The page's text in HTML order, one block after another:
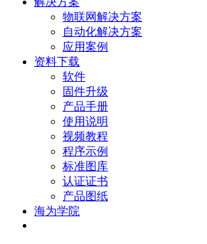
物联网解决方案
自动化解决方案
应用案例
资料下载
软件
固件升级
产品手册
使用说明
视频教程
程序示例
标准图库
认证证书
产品图纸
海为学院